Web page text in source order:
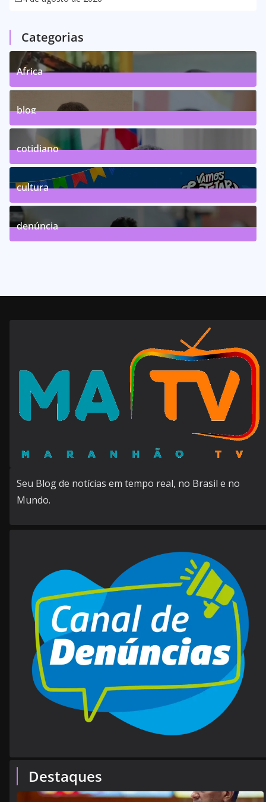
Categorias
Africa
0Posts
blog
75Posts
cotidiano
46Posts
cultura
63Posts
denúncia
Seu Blog de notícias em tempo real, no Brasil e no
Mundo.
Destaques